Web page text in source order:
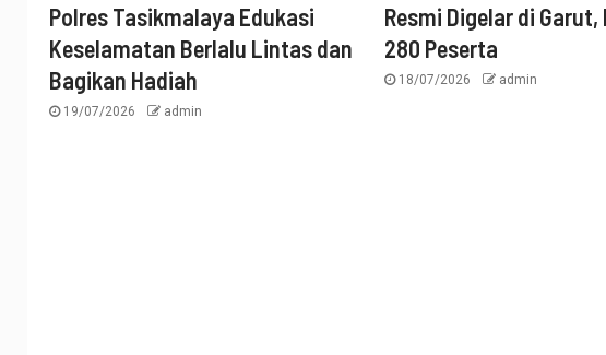
Polres Tasikmalaya Edukasi
Keselamatan Berlalu Lintas dan
Bagikan Hadiah
19/07/2026 admin
Resmi Digelar di
280 Peserta
18/07/2026 admin